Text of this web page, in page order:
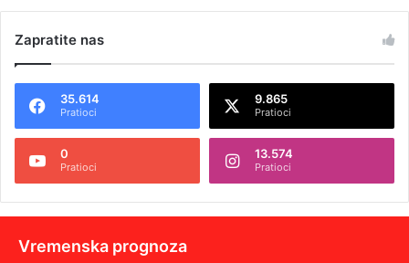
Zapratite nas
35.614
Pratioci
9.865
Pratioci
0
Pratioci
13.574
Pratioci
Vremenska prognoza